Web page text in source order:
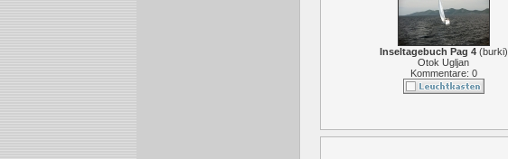
Inseltagebuch Pag 4(burki)
Otok Ugljan
Kommentare: 0